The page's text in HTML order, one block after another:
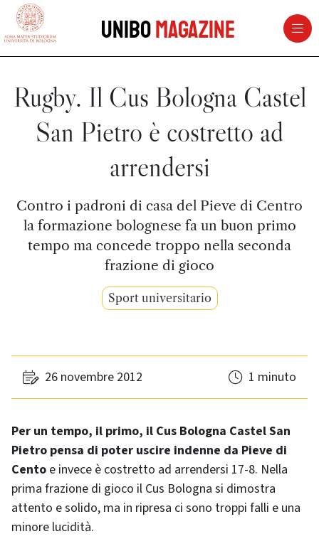
vai al contenuto della pagina
UniboMagazine
Rugby. Il Cus Bologna Castel
San Pietro è costretto ad
arrendersi
Contro i padroni di casa del Pieve di Centro
la formazione bolognese fa un buon primo
tempo ma concede troppo nella seconda
frazione di gioco
Sport universitario
26 novembre 2012 1 minuto
Per un tempo, il primo, il Cus Bologna Castel San
Pietro pensa di poter uscire indenne da Pieve di
Cento e invece è costretto ad arrendersi 17-8. Nella
prima frazione di gioco il Cus Bologna si dimostra
attento e solido, ma in ripresa ci sono troppi falli e una
minore lucidità.